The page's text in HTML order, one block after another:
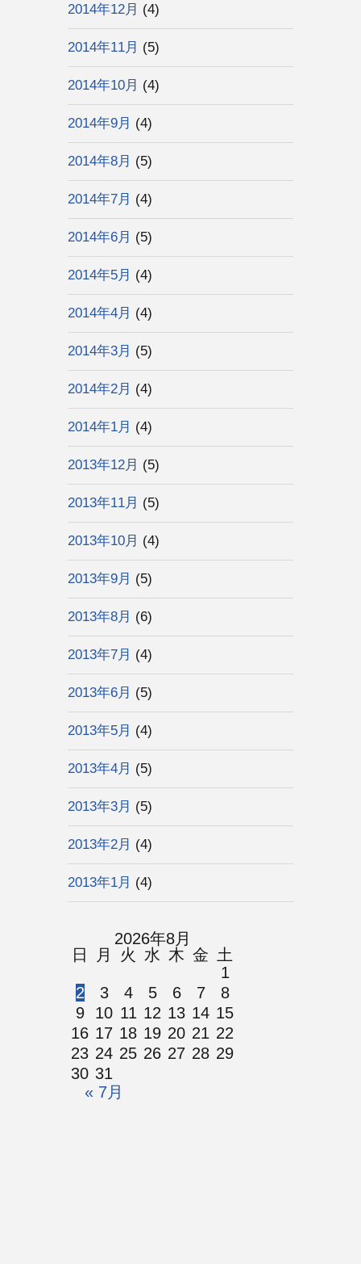
2014年12月 (4)
2014年11月 (5)
2014年10月 (4)
2014年9月 (4)
2014年8月 (5)
2014年7月 (4)
2014年6月 (5)
2014年5月 (4)
2014年4月 (4)
2014年3月 (5)
2014年2月 (4)
2014年1月 (4)
2013年12月 (5)
2013年11月 (5)
2013年10月 (4)
2013年9月 (5)
2013年8月 (6)
2013年7月 (4)
2013年6月 (5)
2013年5月 (4)
2013年4月 (5)
2013年3月 (5)
2013年2月 (4)
2013年1月 (4)
2026年8月
日
月 火 水 木 金 土
« 7月
1
2
3 4 5 6 7
8
9
10 11 12 13 14 15
16 17 18 19 20 21 22
23 24 25 26 27 28 29
30 31